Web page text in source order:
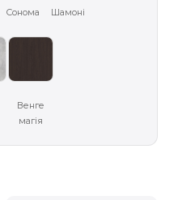
Сонома Шамоні
Венге
магія